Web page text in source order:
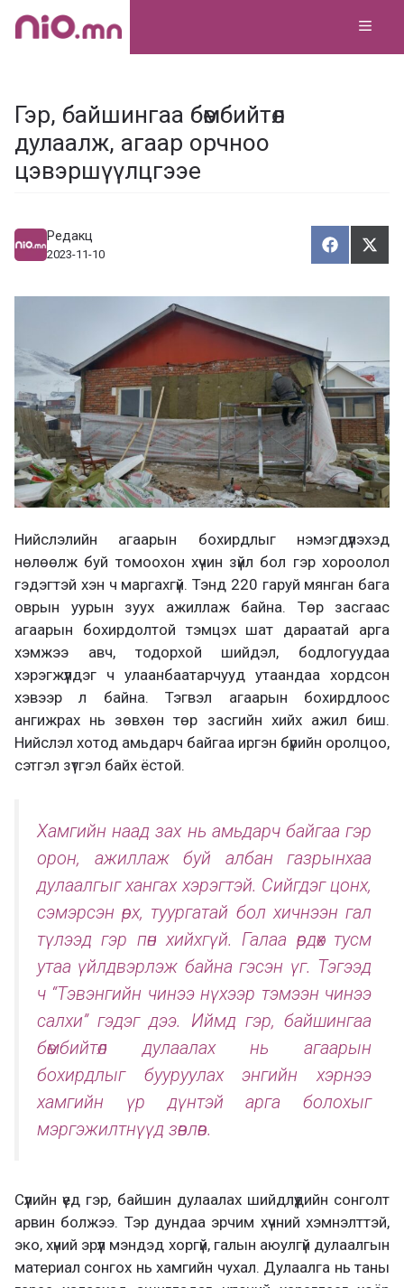
Skip
Гэр, байшингаа бөмбийтөл
дулаалж, агаар орчноо
цэвэршүүлцгээе
Редакц
2023-11-10
Х
у
а
а
х
Т
э
Нийслэлийн агаарын бохирдлыг нэмэгдүүлэхэд
нөлөөлж буй томоохон хүчин зүйл бол гэр хороолол
гэдэгтэй хэн ч маргахгүй. Тэнд 220 гаруй мянган бага
оврын уурын зуух ажиллаж байна. Төр засгаас
агаарын бохирдолтой тэмцэх шат дараатай арга
хэмжээ авч, тодорхой шийдэл, бодлогуудаа
хэрэгжүүлдэг ч улаанбаатарчууд утаандаа хордсон
хэвээр л байна. Тэгвэл агаарын бохирдлоос
ангижрах нь зөвхөн төр засгийн хийх ажил биш.
Нийслэл хотод амьдарч байгаа иргэн бүрийн оролцоо,
сэтгэл зүтгэл байх ёстой.
Хамгийн наад зах нь амьдарч байгаа гэр
орон, ажиллаж буй албан газрынхаа
дулаалгыг хангах хэрэгтэй. Сийгдэг цонх,
сэмэрсэн өрх, туургатай бол хичнээн гал
түлээд гэр пөн хийхгүй. Галаа өрдөх тусм
утаа үйлдвэрлэж байна гэсэн үг. Тэгээд
ч “Тэвэнгийн чинээ нүхээр тэмээн чинээ
салхи” гэдэг дээ. Иймд гэр, байшингаа
бөмбийтөл дулаалах нь агаарын
бохирдлыг бууруулах энгийн хэрнээ
хамгийн үр дүнтэй арга болохыг
мэргэжилтнүүд зөвлөв.
Сүүлийн үед гэр, байшин дулаалах шийдлүүдийн сонголт
арвин болжээ. Тэр дундаа эрчим хүчний хэмнэлттэй,
эко, хүний эрүүл мэндэд хоргүй, галын аюулгүй дулаалгын
материал сонгох нь хамгийн чухал. Дулаалга нь таны